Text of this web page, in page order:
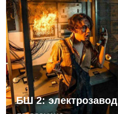
БШ 2: электрозавод